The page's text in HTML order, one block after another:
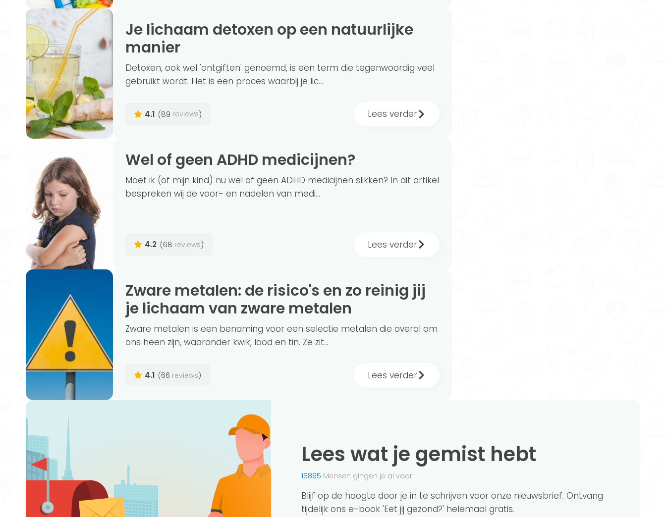
Je lichaam detoxen op een natuurlijke
manier
Detoxen, ook wel 'ontgiften' genoemd, is een term die tegenwoordig veel
gebruikt wordt. Het is een proces waarbij je lic...
4.1 (89 reviews) Lees verder
Wel of geen ADHD medicijnen?
Moet ik (of mijn kind) nu wel of geen ADHD medicijnen slikken? In dit artikel
bespreken wij de voor- en nadelen van medi...
4.2 (68 reviews) Lees verder
Zware metalen: de risico's en zo reinig jij
je lichaam van zware metalen
Zware metalen is een benaming voor een selectie metalen die overal om
ons heen zijn, waaronder kwik, lood en tin. Ze zit...
4.1 (66 reviews) Lees verder
Lees wat je gemist hebt
15895 Mensen gingen je al voor
Blijf op de hoogte door je in te schrijven voor onze nieuwsbrief. Ontvang
tijdelijk ons e-book 'Eet jij gezond?' helemaal gratis.